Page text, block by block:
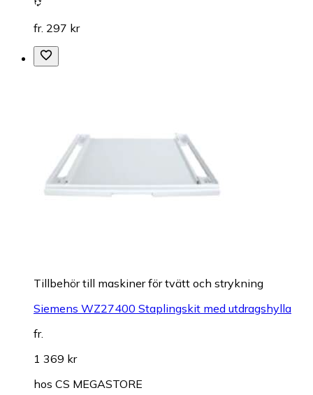
fr. 297 kr
Tillbehör till maskiner för tvätt och strykning
Siemens WZ27400 Staplingskit med utdragshylla
fr.
1 369 kr
hos CS MEGASTORE